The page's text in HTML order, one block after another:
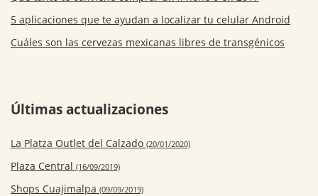
5 aplicaciones que te ayudan a localizar tu celular Android
Cuáles son las cervezas mexicanas libres de transgénicos
Últimas actualizaciones
La Platza Outlet del Calzado (20/01/2020)
Plaza Central (16/09/2019)
Shops Cuajimalpa (09/09/2019)